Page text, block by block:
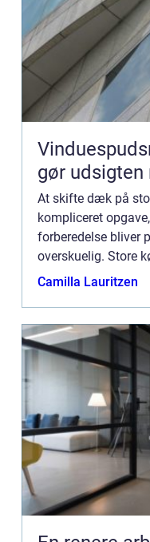
gør udsigten
At skifte dæk på
kompliceret
forberedelse bliver
overskuelig. Store
almindelige
Camilla Lauritzen